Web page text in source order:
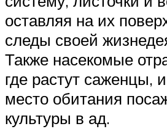
оставляя на их
следы своей
Также насекомые
где растут саженцы,
место обитания
культуры в ад.